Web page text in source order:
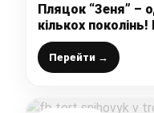
Пляцок “Зеня” –
кількох поколінь!
горіхами, безе і
молоком
Перейти →